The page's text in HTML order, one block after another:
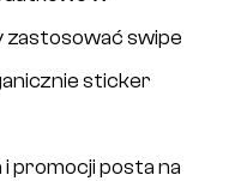
swipe
sticker
promocji posta na